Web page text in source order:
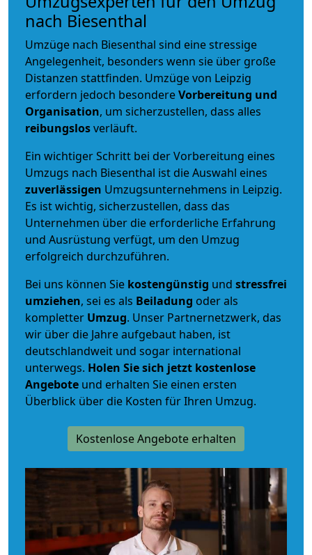
nach Biesenthal
Umzüge nach Biesenthal sind eine stressige
Angelegenheit, besonders wenn sie über große
Distanzen stattfinden. Umzüge von Leipzig
erfordern jedoch besondereVorbereitung und
Organisation, um sicherzustellen, dass alles
reibungslosverläuft.
Ein wichtiger Schritt bei der Vorbereitung eines
Umzugs nach Biesenthal ist die Auswahl eines
zuverlässigen Umzugsunternehmens in Leipzig.
Es ist wichtig, sicherzustellen, dass das
Unternehmen über die erforderliche Erfahrung
und Ausrüstung verfügt, um den Umzug
erfolgreich durchzuführen.
Bei uns können Sie kostengünstig und stressfrei
umziehen, sei es als Beiladung oder als
kompletter Umzug. Unser Partnernetzwerk, das
wir über die Jahre aufgebaut haben, ist
deutschlandweit und sogar international
unterwegs. Holen Sie sich jetzt kostenlose
Angebote und erhalten Sie einen ersten
Überblick über die Kosten für Ihren Umzug.
Kostenlose Angebote erhalten